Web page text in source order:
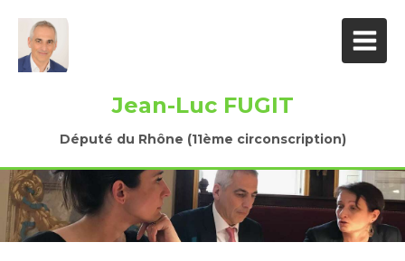
Jean-Luc FUGIT
Député du Rhône (11ème circonscription)